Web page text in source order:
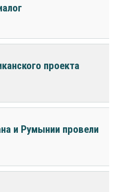
проекта
и Румынии провели